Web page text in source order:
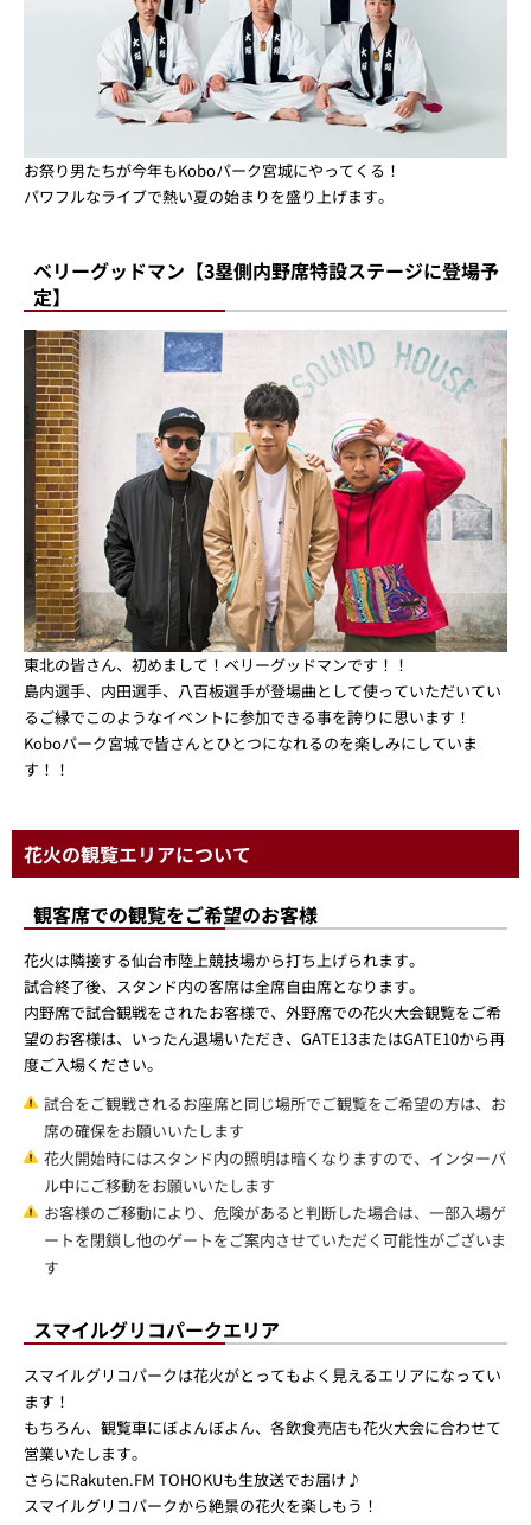
お祭り男たちが今年もKoboパーク宮城にやってくる！
パワフルなライブで熱い夏の始まりを盛り上げます。
ベリーグッドマン【3塁側内野席特設ステージに登場予
定】
東北の皆さん、初めまして！ベリーグッドマンです！！
島内選手、内田選手、八百板選手が登場曲として使っていただいてい
るご縁でこのようなイベントに参加できる事を誇りに思います！
Koboパーク宮城で皆さんとひとつになれるのを楽しみにしていま
す！！
花火の観覧エリアについて
観客席での観覧をご希望のお客様
花火は隣接する仙台市陸上競技場から打ち上げられます。
試合終了後、スタンド内の客席は全席自由席となります。
内野席で試合観戦をされたお客様で、外野席での花火大会観覧をご希
望のお客様は、いったん退場いただき、GATE13またはGATE10から再
度ご入場ください。
試合をご観戦されるお座席と同じ場所でご観覧をご希望の方は、お
席の確保をお願いいたします
花火開始時にはスタンド内の照明は暗くなりますので、インターバ
ル中にご移動をお願いいたします
お客様のご移動により、危険があると判断した場合は、一部入場ゲ
ートを閉鎖し他のゲートをご案内させていただく可能性がございま
す
スマイルグリコパークエリア
スマイルグリコパークは花火がとってもよく見えるエリアになってい
ます！
もちろん、観覧車にぼよんぼよん、各飲食売店も花火大会に合わせて
営業いたします。
さらにRakuten.FM TOHOKUも生放送でお届け♪
スマイルグリコパークから絶景の花火を楽しもう！